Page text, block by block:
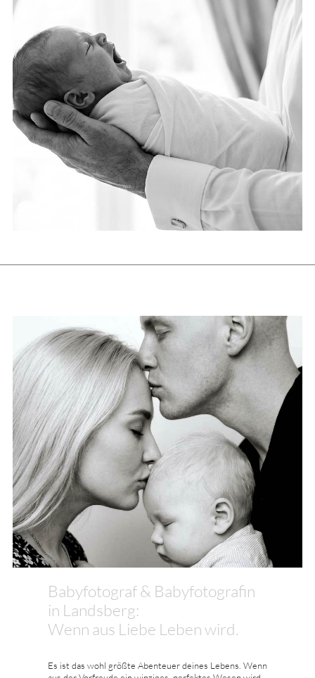
Babyfotograf & Babyfotografin
in Landsberg:
Wenn aus Liebe Leben wird.
Es ist das wohl größte Abenteuer deines Lebens. Wenn